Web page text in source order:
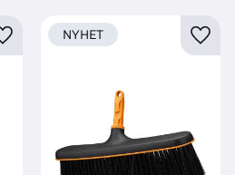
Lägg till i favoriter
NYHET